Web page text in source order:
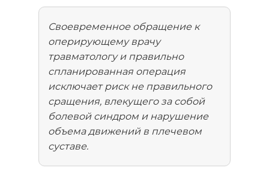
Своевременное обращение к
оперирующему врачу
травматологу и правильно
спланированная операция
исключает риск не правильного
сращения, влекущего за собой
болевой синдром и нарушение
объема движений в плечевом
суставе.